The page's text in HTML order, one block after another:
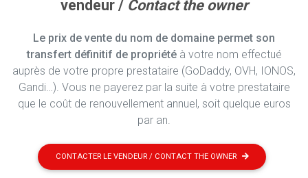
vendeur / Contact the owner
Le prix de vente du nom de domaine permet son
transfert définitif de propriétéà votre nom effectué
auprès de votre propre prestataire (GoDaddy, OVH, IONOS,
Gandi…). Vous ne payerez par la suite à votre prestataire
que le coût de renouvellement annuel, soit quelque euros
par an.
CONTACTER LE VENDEUR / CONTACT THE OWNER